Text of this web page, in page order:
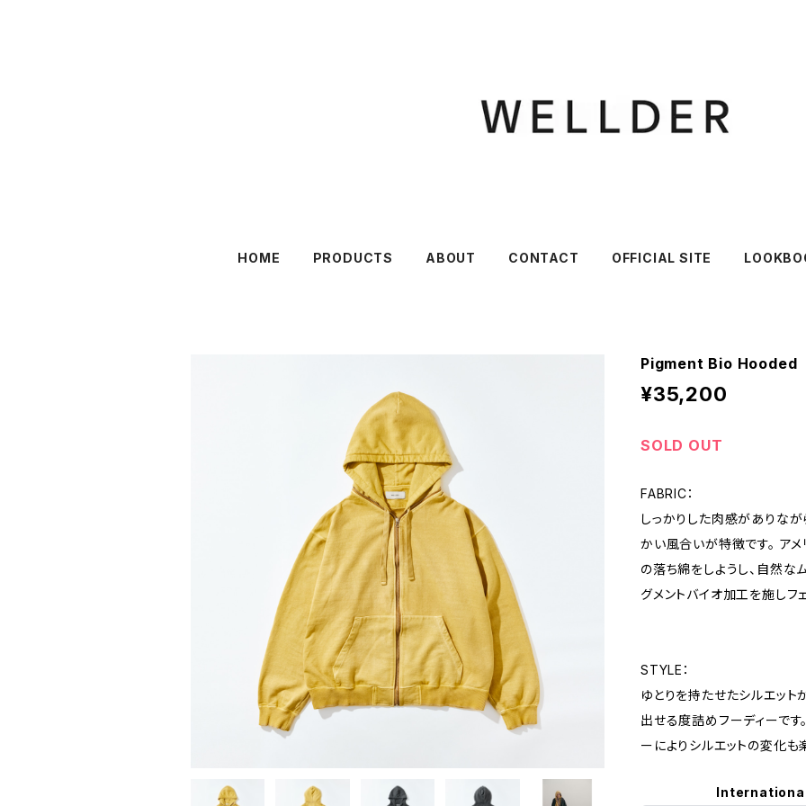
HOME PRODUCTS ABOUT CONTACT OFFICIAL SITE
Pigment Bio Hooded
¥35,200
SOLD OUT
FABRIC：
しっかりした肉感がありな
かい風合いが特徴です。 ア
の落ち綿をしようし、自然
グメントバイオ加工を施しフ
STYLE：
ゆとりを持たせたシルエット
出せる度詰めフーディーです
ーによりシルエットの変化も